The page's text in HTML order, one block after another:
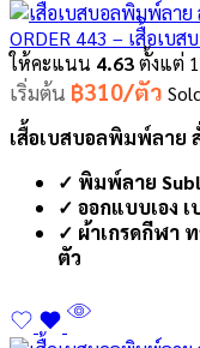
ORDER 443 – เสื้อเบ
ให้คะแนน 4.63ตั้งแต่
เริ่มต้น ฿310/ตัว
เสื้อเบสบอลพิมพ์ลาย
✓ พิมพ์ลาย
✓ ออกแบบเอง
✓ ผ้าเกรดกีฬา ท
ตัว